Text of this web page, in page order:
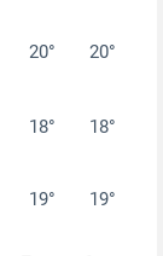
20° 20°
18° 18°
19° 19°